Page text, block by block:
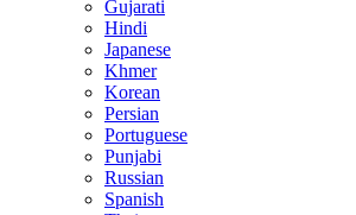
Gujarati
Hindi
Japanese
Khmer
Korean
Persian
Portuguese
Punjabi
Russian
Spanish